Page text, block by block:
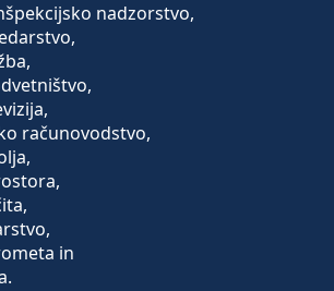
nadzorstvo,
računovodstvo,
in